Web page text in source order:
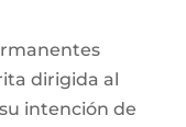
dirigida al
intención de